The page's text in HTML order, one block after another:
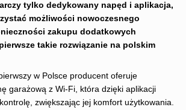
tylko dedykowany napęd i aplikacja,
możliwości nowoczesnego
zakupu dodatkowych
takie rozwiązanie na polskim
w Polsce producent oferuje
garażową z Wi-Fi, która dzięki aplikacji
zwiększając jej komfort użytkowania.